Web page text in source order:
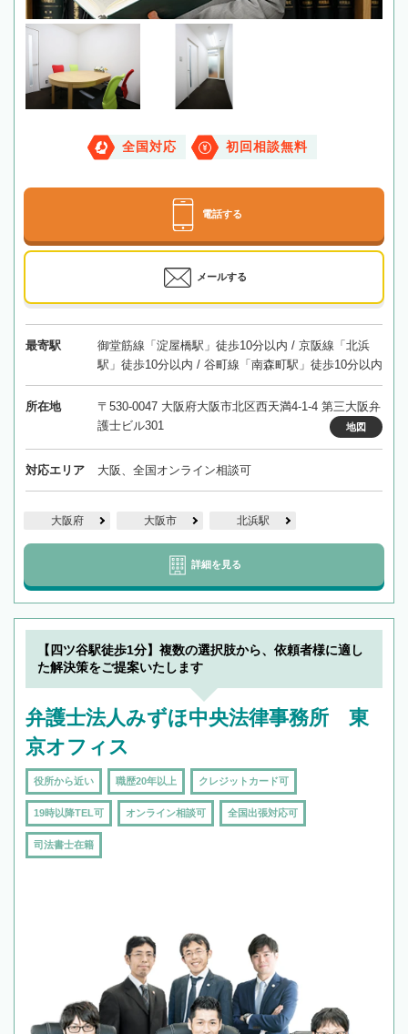
全国対応 初回相談無料
電話する
メールする
最寄駅
御堂筋線「淀屋橋駅」徒歩10分以内 / 京阪線「北浜
駅」徒歩10分以内 / 谷町線「南森町駅」徒歩10分以内
所在地
〒530-0047 大阪府大阪市北区西天満4-1-4 第三大阪弁
護士ビル301
地図
対応エリア 大阪、全国オンライン相談可
大阪府 大阪市 北浜駅
詳細を見る
【四ツ谷駅徒歩1分】複数の選択肢から、依頼者様に適し
た解決策をご提案いたします
弁護士法人みずほ中央法律事務所 東
京オフィス
役所から近い 職歴20年以上 クレジットカード可
19時以降TEL可 オンライン相談可 全国出張対応可
司法書士在籍